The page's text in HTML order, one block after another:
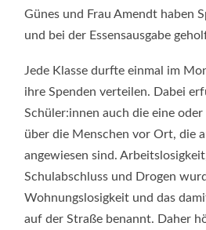
Günes und Frau Amendt haben
und bei der Essensausgabe
Jede Klasse durfte einmal im
ihre Spenden verteilen. Dabei
Schüler:innen auch die eine
über die Menschen vor Ort, die
angewiesen sind.
Schulabschluss und Drogen
Wohnungslosigkeit und das
auf der Straße benannt. Daher